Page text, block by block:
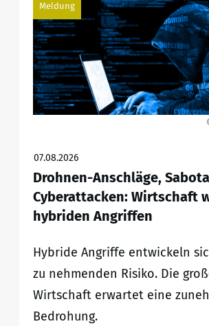
Meldung
07.08.2026
Drohnen-Anschläge,
Cyberattacken: Wirtschaft
hybriden Angriffen
Hybride Angriffe entwickeln
zu nehmenden Risiko. Die
Wirtschaft erwartet eine
Bedrohung.